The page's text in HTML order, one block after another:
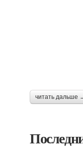
читать дальше